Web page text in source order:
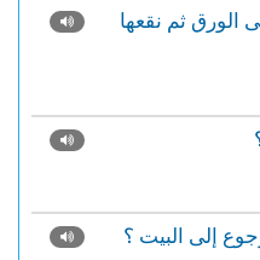
الورق ثم نقعها
إلى البيت ؟